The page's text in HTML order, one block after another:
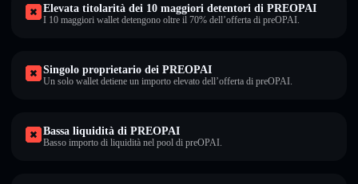
Elevata titolarità dei 10 maggiori detentori di PREOPAI
I 10 maggiori wallet detengono oltre il 70% dell’offerta di preOPAI.
Singolo proprietario dei PREOPAI
Un solo wallet detiene un importo elevato dell’offerta di preOPAI.
Bassa liquidità di PREOPAI
Basso importo di liquidità nel pool di preOPAI.